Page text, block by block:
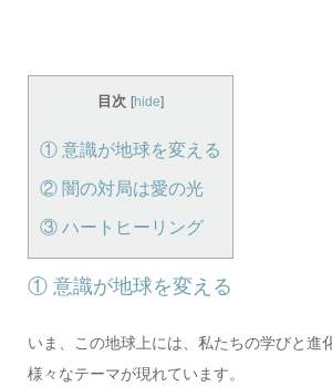
目次 [hide]
① 意識が地球を変える
② 闇の対局は愛の光
③ ハートヒーリング
① 意識が地球を変える
いま、この地球上には、私たちの学びと進
様々なテーマが現れています。